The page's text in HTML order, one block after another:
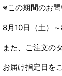
※この期間のお
8月10日（土）
また、ご注文の
お届け指定日を